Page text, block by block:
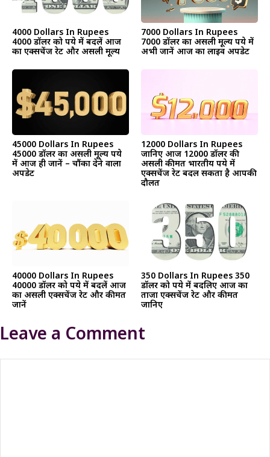
4000 Dollars In Rupees
4000 डॉलर को रुपये में बदलें आज
का एक्सचेंज रेट और असली मूल्य
7000 Dollars In Rupees
7000 डॉलर का असली मूल्य रुपये में
अभी जानें आज का लाइव अपडेट
45000 Dollars In Rupees
45000 डॉलर का असली मूल्य रुपये
में आज ही जानें – चौंका देने वाला
अपडेट
12000 Dollars In Rupees
जानिए आज 12000 डॉलर की
असली कीमत भारतीय रुपये में
एक्सचेंज रेट बदल सकता है आपकी
दौलत
40000 Dollars In Rupees
40000 डॉलर को रुपये में बदलें आज
का असली एक्सचेंज रेट और कीमत
जानें
350 Dollars In Rupees 350
डॉलर को रुपये में बदलिए आज का
ताजा एक्सचेंज रेट और कीमत
जानिए
Leave a Comment